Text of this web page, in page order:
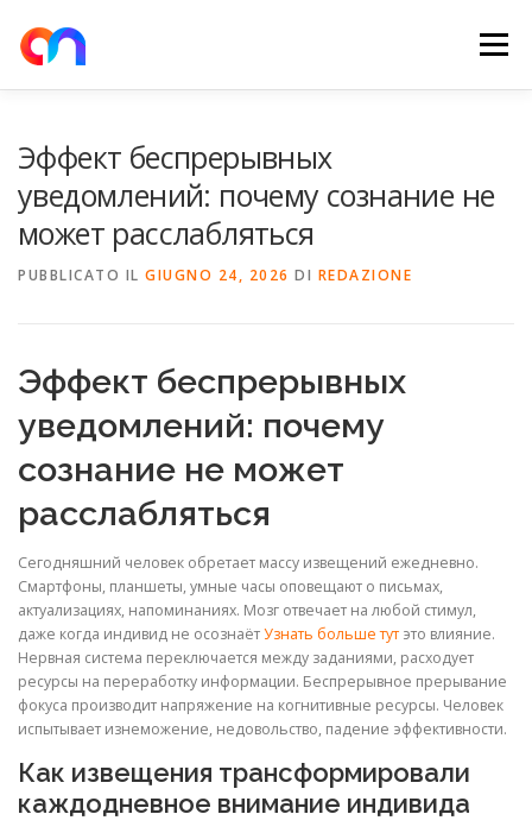
contenuto
Menu
CONTATTI
Эффект беспрерывных
уведомлений: почему сознание не
может расслабляться
PUBBLICATO IL GIUGNO 24, 2026 DI REDAZIONE
Эффект беспрерывных
уведомлений: почему
сознание не может
расслабляться
Сегодняшний человек обретает массу извещений ежедневно.
Смартфоны, планшеты, умные часы оповещают о письмах,
актуализациях, напоминаниях. Мозг отвечает на любой стимул,
даже когда индивид не осознаётУзнать больше тут это влияние.
Нервная система переключается между заданиями, расходует
ресурсы на переработку информации. Беспрерывное прерывание
фокуса производит напряжение на когнитивные ресурсы. Человек
испытывает изнеможение, недовольство, падение эффективности.
Как извещения трансформировали
каждодневное внимание индивида